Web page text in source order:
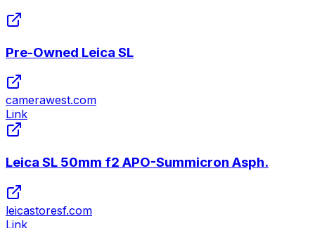
Pre-Owned Leica SL
camerawest.com
Link
Leica SL 50mm f2 APO-Summicron Asph.
leicastoresf.com
Link